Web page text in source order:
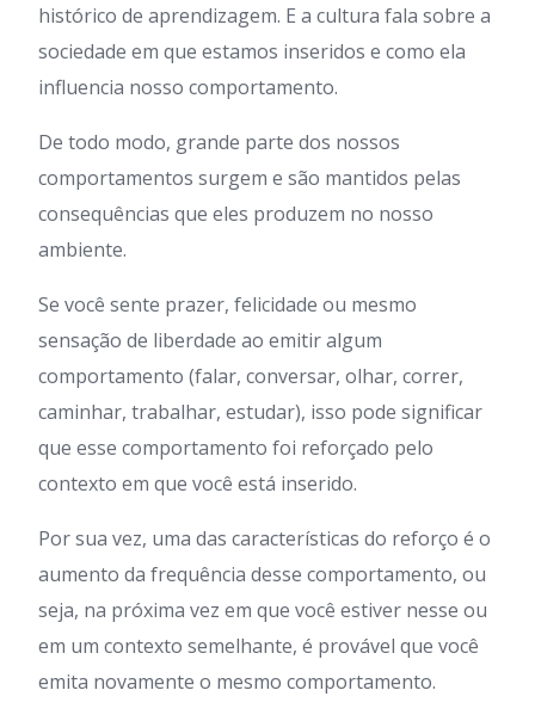
histórico de aprendizagem. E a cultura fala sobre a
sociedade em que estamos inseridos e como ela
influencia nosso comportamento.
De todo modo, grande parte dos nossos
comportamentos surgem e são mantidos pelas
consequências que eles produzem no nosso
ambiente.
Se você sente prazer, felicidade ou mesmo
sensação de liberdade ao emitir algum
comportamento (falar, conversar, olhar, correr,
caminhar, trabalhar, estudar), isso pode significar
que esse comportamento foi reforçado pelo
contexto em que você está inserido.
Por sua vez, uma das características do reforço é o
aumento da frequência desse comportamento, ou
seja, na próxima vez em que você estiver nesse ou
em um contexto semelhante, é provável que você
emita novamente o mesmo comportamento.